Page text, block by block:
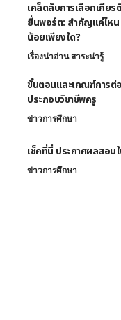
เคล็ดลับการเลือกเกีย
ยื่นพอร์ต: สำคัญแค่ไห
น้อยเพียงใด?
เรื่องน่าอ่าน สาระน่ารู้
ขั้นตอนและเกณฑ์การต่
ประกอบวิชาชีพครู
ข่าวการศึกษา
เช็คที่นี่ ประกาศผลสอบ
ข่าวการศึกษา